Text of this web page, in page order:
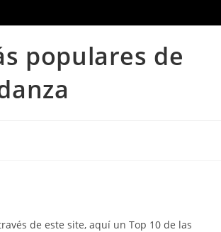
populares de
de este site, aquí un Top 10 de las